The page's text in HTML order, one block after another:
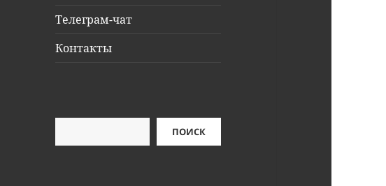
Телеграм-чат
Контакты
ПОИСК